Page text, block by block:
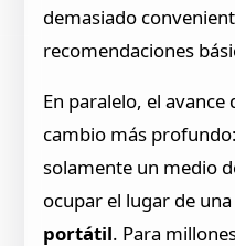
demasiado
recomendaciones
En paralelo, el avance
cambio más
solamente un medio
ocupar el lugar de
portátil. Para